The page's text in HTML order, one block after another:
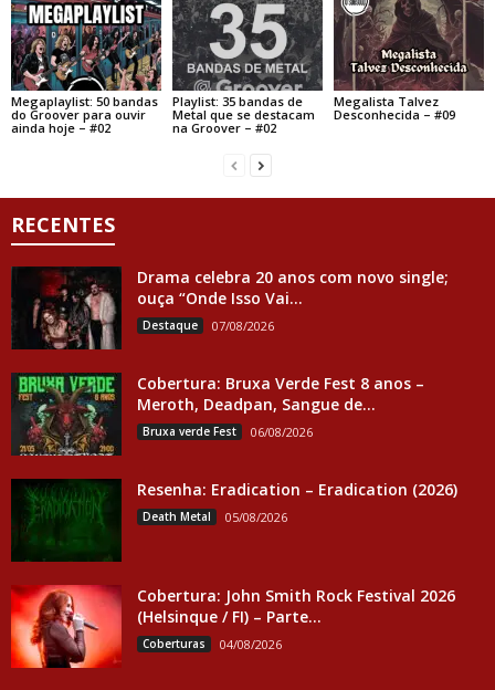
Megaplaylist: 50 bandas
do Groover para ouvir
ainda hoje – #02
Playlist: 35 bandas de
Metal que se destacam
na Groover – #02
Megalista Talvez
Desconhecida – #09
RECENTES
Drama celebra 20 anos com novo single;
ouça “Onde Isso Vai...
Destaque 07/08/2026
Cobertura: Bruxa Verde Fest 8 anos –
Meroth, Deadpan, Sangue de...
Bruxa verde Fest 06/08/2026
Resenha: Eradication – Eradication (2026)
Death Metal 05/08/2026
Cobertura: John Smith Rock Festival 2026
(Helsinque / FI) – Parte...
Coberturas 04/08/2026